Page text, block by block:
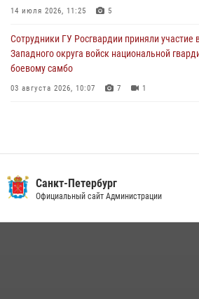
центре города
14 июля 2026, 11:25 5
Сотрудники ГУ Росгвардии приняли участие
Западного округа войск национальной
боевому самбо
03 августа 2026, 10:07 7 1
В Красногвардейском районе росгвардейцы
угрожавшего мужчине пневматическим
Санкт-Петербург
Официальный сайт Администрации